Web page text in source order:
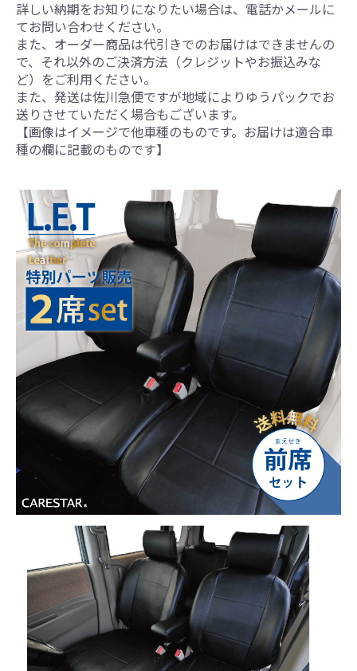
詳しい納期をお知りになりたい場合は、電話かメールに
てお問い合わせください。
また、オーダー商品は代引きでのお届けはできませんの
で、それ以外のご決済方法（クレジットやお振込みな
ど）をご利用ください。
また、発送は佐川急便ですが地域によりゆうパックでお
送りさせていただく場合もございます。
【画像はイメージで他車種のものです。お届けは適合車
種の欄に記載のものです】